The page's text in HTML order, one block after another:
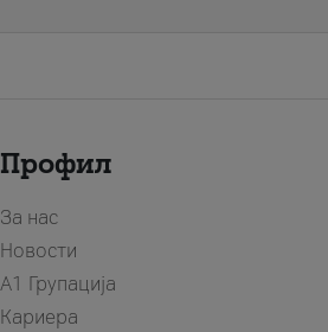
Профил
За нас
Новости
А1 Групација
Кариера